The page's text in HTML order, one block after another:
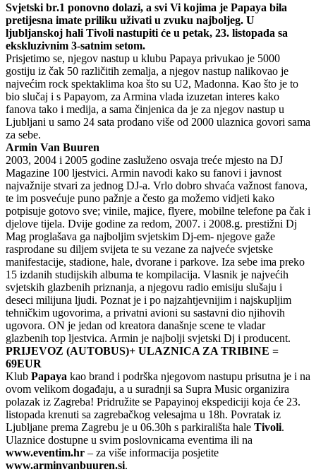
Svjetski br.1 ponovno dolazi, a svi Vi kojima je Papaya bila
pretijesna imate priliku uživati u zvuku najboljeg. U
ljubljanskoj hali Tivoli nastupiti će u petak, 23. listopada sa
ekskluzivnim 3-satnim setom.
Prisjetimo se, njegov nastup u klubu Papaya privukao je 5000
gostiju iz čak 50 različitih zemalja, a njegov nastup nalikovao je
najvećim rock spektaklima koa što su U2, Madonna. Kao što je to
bio slučaj i s Papayom, za Armina vlada izuzetan interes kako
fanova tako i medija, a sama činjenica da je za njegov nastup u
Ljubljani u samo 24 sata prodano više od 2000 ulaznica govori sama
za sebe.
Armin Van Buuren
2003, 2004 i 2005 godine zasluženo osvaja treće mjesto na DJ
Magazine 100 ljestvici. Armin navodi kako su fanovi i javnost
najvažnije stvari za jednog DJ-a. Vrlo dobro shvaća važnost fanova,
te im posvećuje puno pažnje a često ga možemo vidjeti kako
potpisuje gotovo sve; vinile, majice, flyere, mobilne telefone pa čak i
djelove tijela. Dvije godine za redom, 2007. i 2008.g. prestižni Dj
Mag proglašava ga najboljim svjetskim Dj-em- njegove gaže
rasprodane su diljem svijeta te su vezane za najveće svjetske
manifestacije, stadione, hale, dvorane i parkove. Iza sebe ima preko
15 izdanih studijskih albuma te kompilacija. Vlasnik je najvećih
svjetskih glazbenih priznanja, a njegovu radio emisiju slušaju i
deseci milijuna ljudi. Poznat je i po najzahtjevnijim i najskupljim
tehničkim ugovorima, a privatni avioni su sastavni dio njihovih
ugovora. ON je jedan od kreatora današnje scene te vladar
glazbenih top ljestvica. Armin je najbolji svjetski Dj i producent.
PRIJEVOZ (AUTOBUS)+ ULAZNICA ZA TRIBINE =
69EUR
Klub Papaya kao brand i podrška njegovom nastupu prisutna je i na
ovom velikom događaju, a u suradnji sa Supra Music organizira
polazak iz Zagreba! Pridružite se Papayinoj ekspediciji koja će 23.
listopada krenuti sa zagrebačkog velesajma u 18h. Povratak iz
Ljubljane prema Zagrebu je u 06.30h s parkirališta hale Tivoli.
Ulaznice dostupne u svim poslovnicama eventima ili na
www.eventim.hr – za više informacija posjetite
www.arminvanbuuren.si.